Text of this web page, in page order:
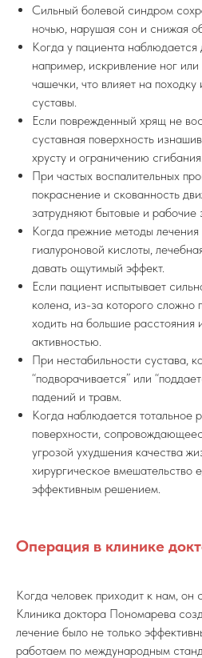
Сильный болевой синдром
ночью, нарушая сон и снижая
Когда у пациента
например, искривление ног
чашечки, что влияет на походку
суставы.
Если поврежденный хрящ не
суставная поверхность
хрусту и ограничению сгибания.
При частых воспалительных
покраснение и скованность
затрудняют бытовые и рабочие
Когда прежние методы
гиалуроновой кислоты,
давать ощутимый эффект.
Если пациент испытывает
колена, из-за которого сложно
ходить на большие расстояния
активностью.
При нестабильности сустава,
“подворачивается” или
падений и травм.
Когда наблюдается тотальное
поверхности,
угрозой ухудшения качества
хирургическое вмешательство
эффективным решением.
Операция в клинике
Когда человек приходит к нам, он
Клиника доктора Пономарева
лечение было не только
работаем по международным